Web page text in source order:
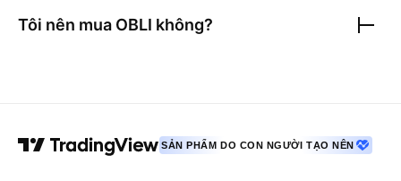
Tôi nên mua OBLI không?
SẢN PHẨM DO CON NGƯỜI TẠO NÊN